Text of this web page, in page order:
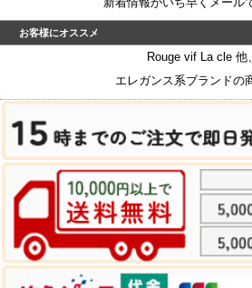
お客様にオススメ
Rouge vif La cle 他、
エレガンス系ブランドの